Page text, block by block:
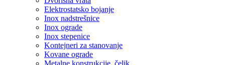
Elektrostatsko bojanje
Inox nadstrešnice
Inox ograde
Inox stepenice
Kontejneri za stanovanje
Kovane ograde